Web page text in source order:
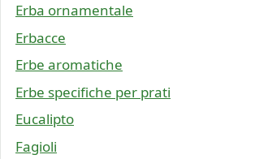
Erba ornamentale
Erbacce
Erbe aromatiche
Erbe specifiche per prati
Eucalipto
Fagioli